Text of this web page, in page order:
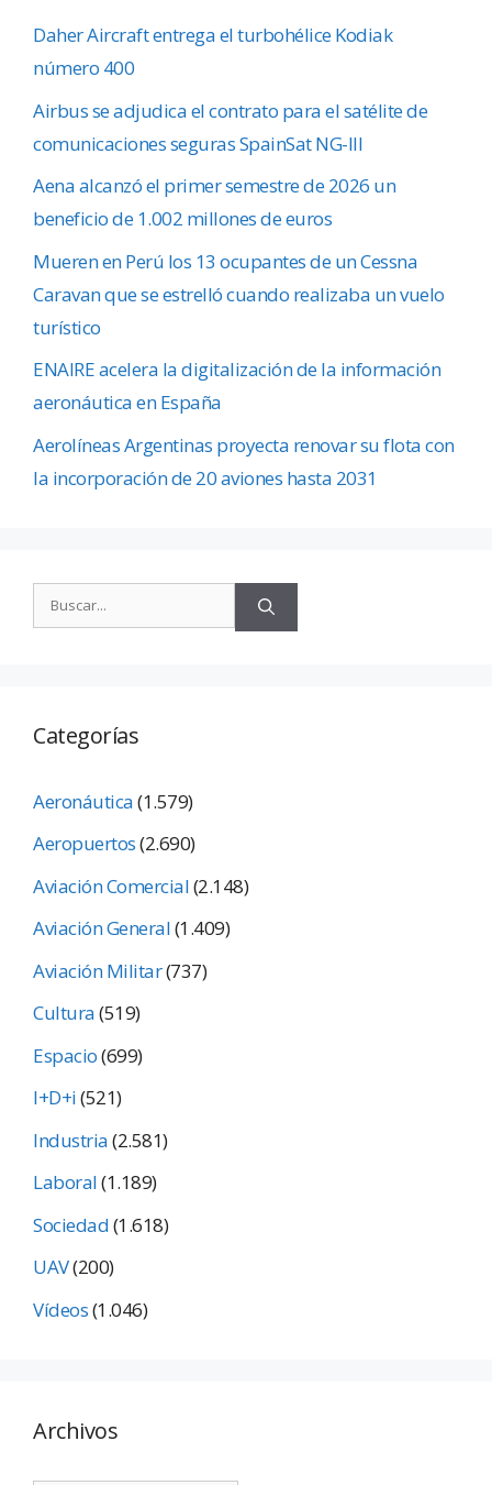
Daher Aircraft entrega el turbohélice Kodiak
número 400
Airbus se adjudica el contrato para el satélite de
comunicaciones seguras SpainSat NG-III
Aena alcanzó el primer semestre de 2026 un
beneficio de 1.002 millones de euros
Mueren en Perú los 13 ocupantes de un Cessna
Caravan que se estrelló cuando realizaba un vuelo
turístico
ENAIRE acelera la digitalización de la información
aeronáutica en España
Aerolíneas Argentinas proyecta renovar su flota con
la incorporación de 20 aviones hasta 2031
Categorías
Aeronáutica(1.579)
Aeropuertos(2.690)
Aviación Comercial(2.148)
Aviación General(1.409)
Aviación Militar(737)
Cultura(519)
Espacio(699)
I+D+i(521)
Industria(2.581)
Laboral(1.189)
Sociedad(1.618)
UAV(200)
Vídeos(1.046)
Archivos